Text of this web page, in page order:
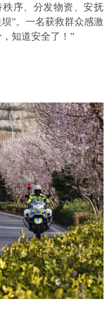
序、分发物资、安抚
”。一名获救群众感激
知道安全了！”